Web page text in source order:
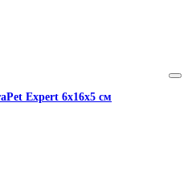
Expert 6х16х5 см